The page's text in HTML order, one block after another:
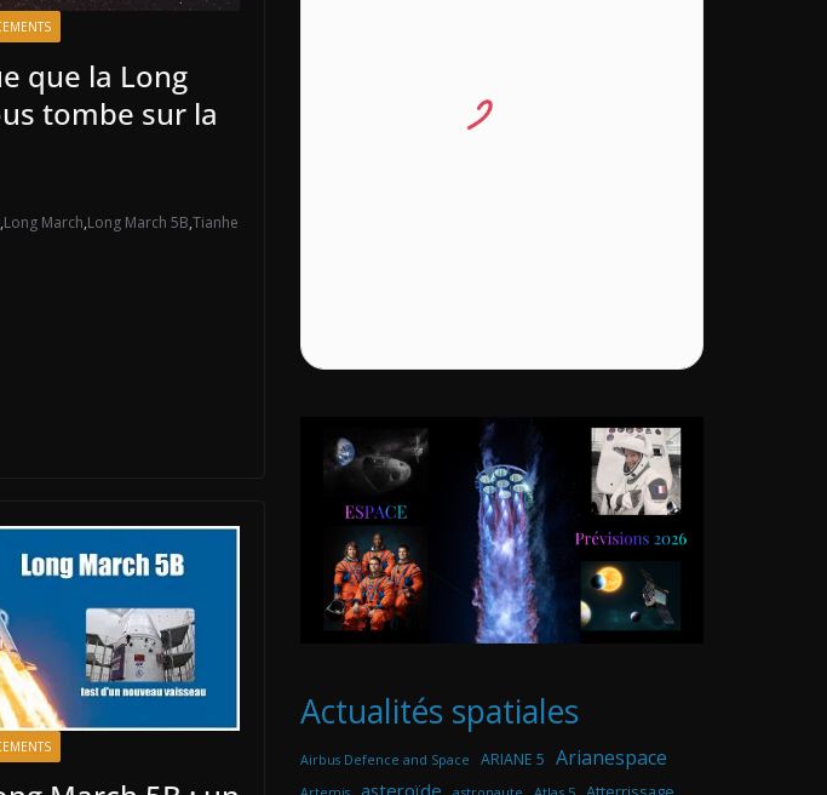
que la Long
tombe sur la
,Long March,Long March 5B,Tianhe
Actualités spatiales
Airbus Defence and Space ARIANE 5 Arianespace
asteroïde